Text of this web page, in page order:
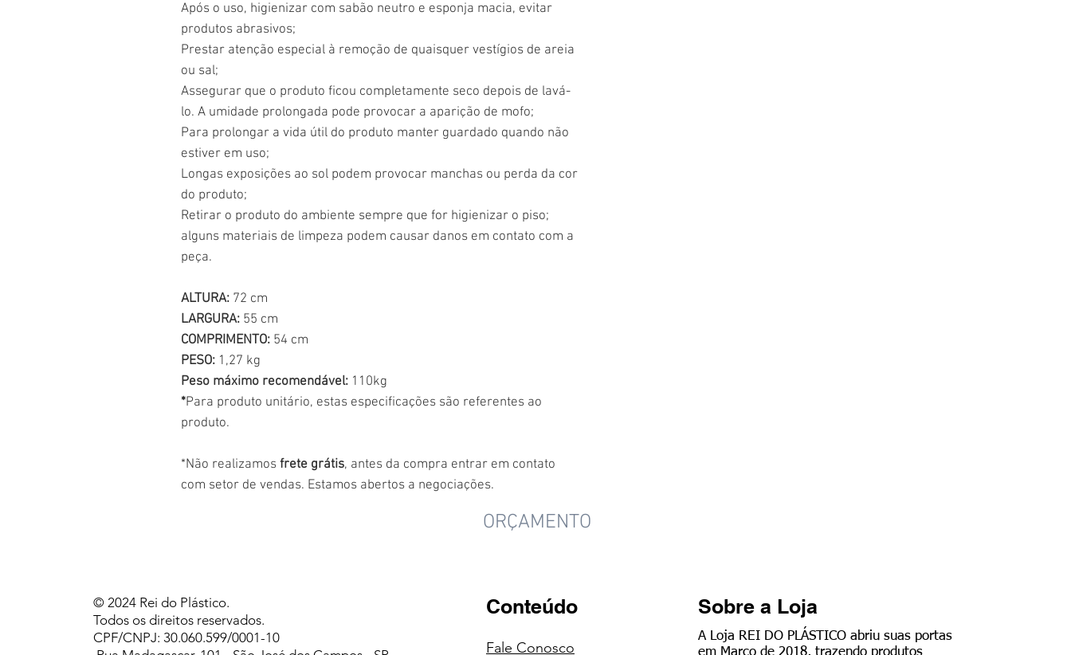
Após o uso, higienizar com sabão neutro e esponja macia, evitar
produtos abrasivos;
Prestar atenção especial à remoção de quaisquer vestígios de areia
ou sal;
Assegurar que o produto ficou completamente seco depois de lavá-
lo. A umidade prolongada pode provocar a aparição de mofo;
Para prolongar a vida útil do produto manter guardado quando não
estiver em uso;
Longas exposições ao sol podem provocar manchas ou perda da cor
do produto;
Retirar o produto do ambiente sempre que for higienizar o piso;
alguns materiais de limpeza podem causar danos em contato com a
peça.
ALTURA: 72 cm
LARGURA: 55 cm
COMPRIMENTO: 54 cm
PESO: 1,27 kg
Peso máximo recomendável: 110kg
*Para produto unitário, estas especificações são referentes ao
produto.
*Não realizamos frete grátis, antes da compra entrar em contato
com setor de vendas. Estamos abertos a negociações.
ORÇAMENTO
© 2024 Rei do Plástico.
Todos os direitos reservados.
CPF/CNPJ: 30.060.599/0001-10
Conteúdo
Fale Conosco
Sobre a Loja
A Loja REI DO PLÁSTICO abriu suas portas
em Março de 2018, trazendo produtos